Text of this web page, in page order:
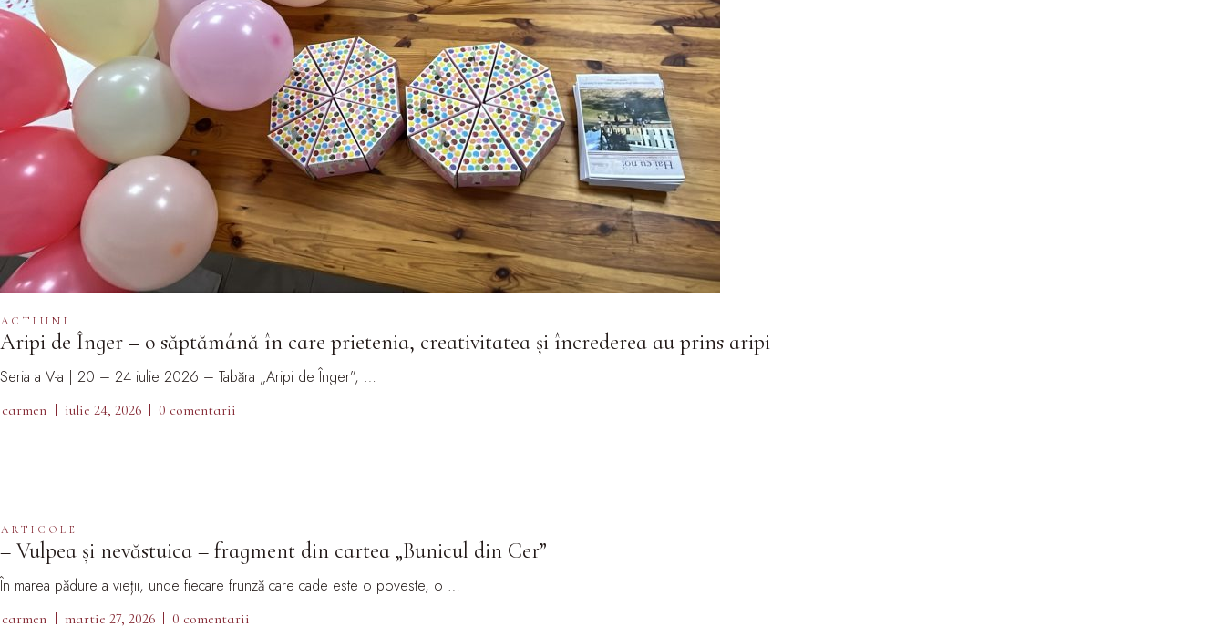
ACTIUNI
Aripi de Înger – o săptămână în care prietenia, creativitatea și încrederea au prins aripi
Seria a V-a | 20 – 24 iulie 2026 – Tabăra „Aripi de Înger”, …
carmen iulie 24, 2026 0 comentarii
ARTICOLE
– Vulpea și nevăstuica – fragment din cartea „Bunicul din Cer”
În marea pădure a vieții, unde fiecare frunză care cade este o poveste, o …
carmen martie 27, 2026 0 comentarii